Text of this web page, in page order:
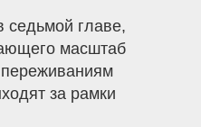
седьмой главе,
масштаб
за рамки